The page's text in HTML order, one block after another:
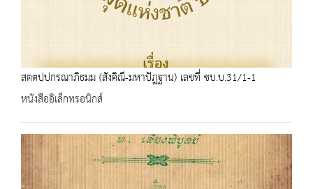
สตฺตปฺปกรณาภิธมฺม (สังคิณี-มหาปัฎฐาน) เลขที่ ชบ.บ.31/1-1
หนังสืออิเล็กทรอนิกส์